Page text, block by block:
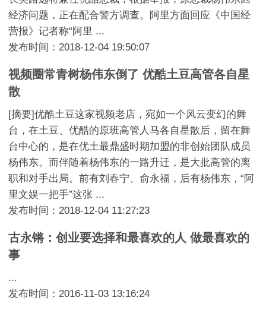
经济问题，正在配合警方调查。阿里方面回应《中国经
营报》记者称“阿里 ...
发布时间：2018-12-04 19:50:07
视频圈常青树杨伟东倒了 优酷土豆高管各自星
散
[摘要]优酷土豆这家视频老店，宛如一个风云变幻的舞
台，在土豆、优酷的原班高管人马各自星散后，留在舞
台中心的，是在优土最鼎盛时期加盟的非创始团队成员
杨伟东。而伴随着杨伟东的一路升迁，是大批高管的离
职和对手出局。前有刘春宁、俞永福，后有杨伟东，“阿
里文娱一把手”这张 ...
发布时间：2018-12-04 11:27:23
古永锵：创业要选择和最喜欢的人 做最喜欢的
事
...
发布时间：2016-11-03 13:16:24